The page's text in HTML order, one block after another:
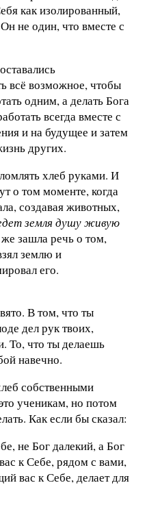
как изолированный,
не один, что вместе с
всё возможное, чтобы
одним, а делать Бога
всегда вместе с
и на будущее и затем
других.
хлеб руками. И
о том моменте, когда
создавая животных,
земля душу живую
зашла речь о том,
землю и
его.
В том, что ты
дел рук твоих,
То, что ты делаешь
навечно.
собственными
ученикам, но потом
Как если бы сказал:
не Бог далекий, а Бог
к Себе, рядом с вами,
вас к Себе, делает для